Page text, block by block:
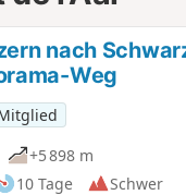
nach
Weg
+5 898 m
10 Tage
Schwer